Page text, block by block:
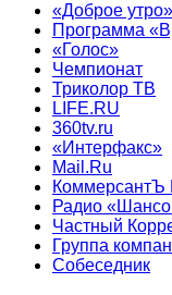
«Доброе утро»
Программа
«Голос»
Чемпионат
Триколор ТВ
LIFE.RU
360tv.ru
«Интерфакс»
Mail.Ru
КоммерсантЪ
Радио
Частный
Группа
Собеседник